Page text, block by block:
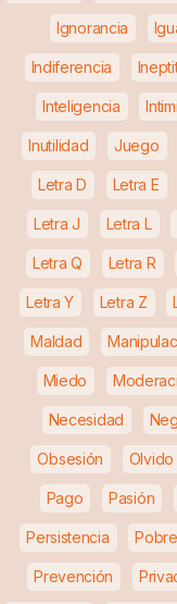
Ignorancia
Indiferencia
Inteligencia
Inutilidad Juego
Letra D Letra E
Letra J Letra L
Letra Q Letra R
Letra Y Letra Z
Maldad
Miedo
Necesidad
Obsesión Olvido
Pago Pasión
Persistencia
Prevención